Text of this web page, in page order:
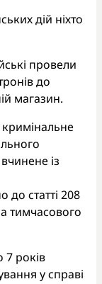
дій ніхто
провели
до
магазин.
із
до статті 208
тимчасового
7 років
у справі